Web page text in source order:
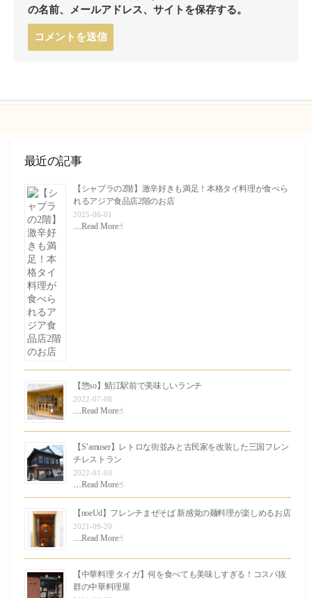
の名前、メールアドレス、サイトを保存する。
最近の記事
【シャプラの2階】激辛好きも満足！本格タイ料理が食べら
れるアジア食品店2階のお店
2025-06-01
…Read More☝︎
【惣so】鯖江駅前で美味しいランチ
2022-07-08
…Read More☝︎
【S’amuser】レトロな街並みと古民家を改装した三国フレン
チレストラン
2022-01-03
…Read More☝︎
【noeUd】フレンチまぜそば 新感覚の麺料理が楽しめるお店
2021-09-20
…Read More☝︎
【中華料理 タイガ】何を食べても美味しすぎる！コスパ抜
群の中華料理屋